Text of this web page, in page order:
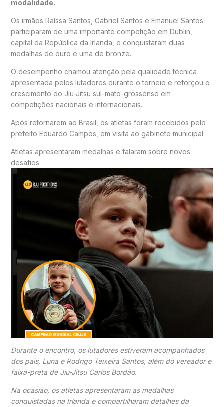
modalidade.
Os irmãos Raíssa Santos Gabriel Santos e Emanuel Santos
participaram de uma importante competição em Dublin
capital da República da Irlanda, e conquistaram duas
medalhas de ouro e uma de bronze.
O desempenho chamou atenção pela qualidade técnica
apresentada pelos lutadores durante o torneio e reforçou o
crescimento do Jiu-Jitsu sul-mato-grossense em
competições nacionais e internacionais.
Após retornarem ao Brasil, os atletas foram recebidos pelo
prefeito Eduardo Campos , em visita ao gabinete municipal.
Atletas apresentaram medalhas e falaram sobre novos
desafios
Durante o encontro, os lutadores estiveram acompanhados
dos pais, Luna e Rodrigo Teixeira Santos, além do vereador e
faixa-preta de Jiu-Jitsu Carlos Bordão.
Na ocasião, os atletas apresentaram as medalhas
conquistadas na Irlanda e compartilharam detalhes da